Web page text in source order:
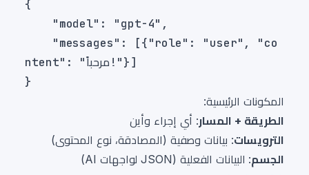
المكونات الرئيسية:
الطريقة + المسار: أي إجراء وأين
الترويسات: بيانات وصفية (المصادقة، نوع المحتوى)
الجسم: البيانات الفعلية (JSON لواجهات AI)